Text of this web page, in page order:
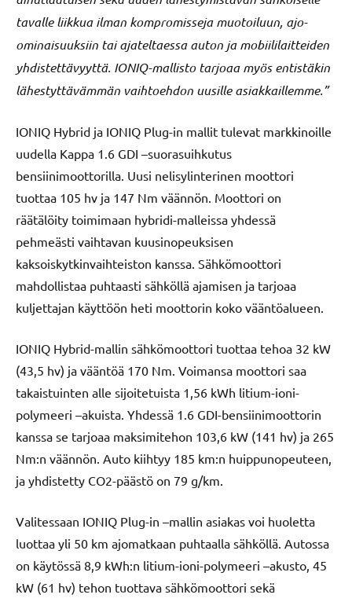
tavalle liikkua ilman kompromisseja muotoiluun, ajo-
ominaisuuksiin tai ajateltaessa auton ja mobiililaitteiden
yhdistettävyyttä. IONIQ-mallisto tarjoaa myös entistäkin
lähestyttävämmän vaihtoehdon uusille asiakkaillemme.”
IONIQ Hybrid ja IONIQ Plug-in mallit tulevat markkinoille
uudella Kappa 1.6 GDI –suorasuihkutus
bensiinimoottorilla. Uusi nelisylinterinen moottori
tuottaa 105 hv ja 147 Nm väännön. Moottori on
räätälöity toimimaan hybridi-malleissa yhdessä
pehmeästi vaihtavan kuusinopeuksisen
kaksoiskytkinvaihteiston kanssa. Sähkömoottori
mahdollistaa puhtaasti sähköllä ajamisen ja tarjoaa
kuljettajan käyttöön heti moottorin koko vääntöalueen.
IONIQ Hybrid-mallin sähkömoottori tuottaa tehoa 32 kW
(43,5 hv) ja vääntöä 170 Nm. Voimansa moottori saa
takaistuinten alle sijoitetuista 1,56 kWh litium-ioni-
polymeeri –akuista. Yhdessä 1.6 GDI-bensiinimoottorin
kanssa se tarjoaa maksimitehon 103,6 kW (141 hv) ja 265
Nm:n väännön. Auto kiihtyy 185 km:n huippunopeuteen,
ja yhdistetty CO2-päästö on 79 g/km.
Valitessaan IONIQ Plug-in –mallin asiakas voi huoletta
luottaa yli 50 km ajomatkaan puhtaalla sähköllä. Autossa
on käytössä 8,9 kWh:n litium-ioni-polymeeri –akusto, 45
kW (61 hv) tehon tuottava sähkömoottori sekä